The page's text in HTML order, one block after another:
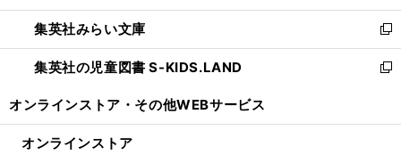
開
く
ウ
で
開
く
ン
ド
ウ
で
ウ
ィ
ン
ド
開
集英社みらい文庫
新
し
い
ン
集英社の児童図書 S-KIDS.LAND
新
ウ
オンラインストア・ その他WEBサービス
オンラインストア